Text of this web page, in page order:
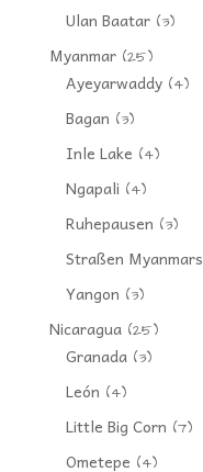
Ulan Baatar(3)
Myanmar(25)
Ayeyarwaddy(4)
Bagan (3)
Inle Lake (4)
Ngapali (4)
Ruhepausen (3)
Straßen Myanmars
Yangon (3)
Nicaragua(25)
Granada(3)
León (4)
Little Big Corn (7)
Ometepe (4)